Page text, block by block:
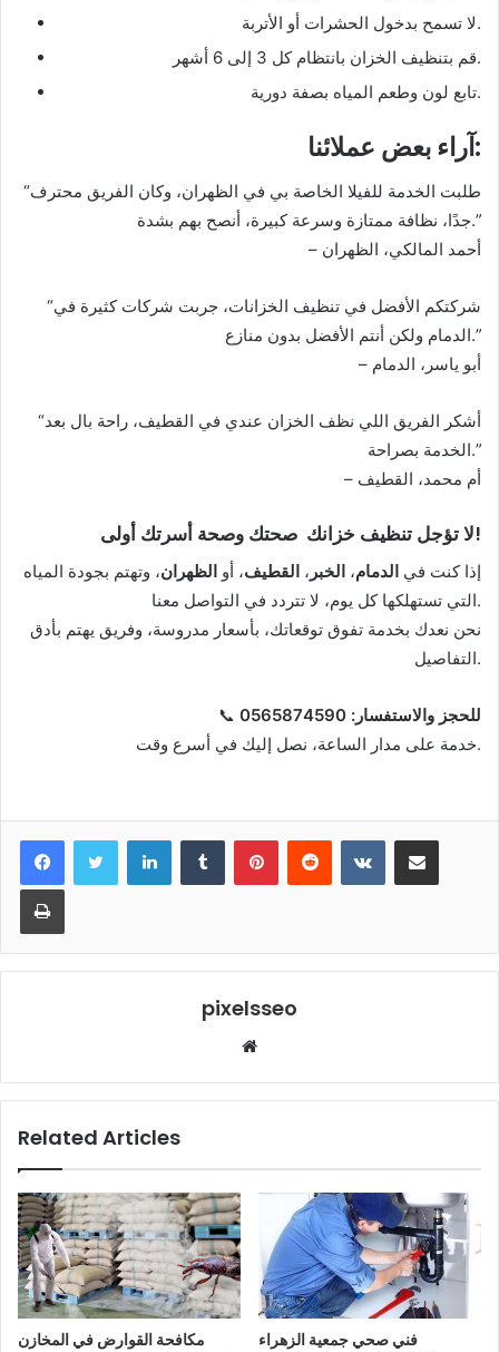
لا تسمح بدخول الحشرات أو الأتربة.
قم بتنظيف الخزان بانتظام كل 3 إلى 6 أشهر.
تابع لون وطعم المياه بصفة دورية.
آراء بعض عملائنا:
“طلبت الخدمة للفيلا الخاصة بي في الظهران، وكان الفريق محترف
جدًا، نظافة ممتازة وسرعة كبيرة، أنصح بهم بشدة.”
– أحمد المالكي، الظهران
“شركتكم الأفضل في تنظيف الخزانات، جربت شركات كثيرة في
الدمام ولكن أنتم الأفضل بدون منازع.”
– أبو ياسر، الدمام
“أشكر الفريق اللي نظف الخزان عندي في القطيف، راحة بال بعد
الخدمة بصراحة.”
– أم محمد، القطيف
لا تؤجل تنظيف خزانك صحتك وصحة أسرتك أولى!
إذا كنت في الدمام، الخبر ، القطيف، أو الظهران، وتهتم بجودة المياه
التي تستهلكها كل يوم، لا تتردد في التواصل معنا.
نحن نعدك بخدمة تفوق توقعاتك، بأسعار مدروسة، وفريق يهتم بأدق
التفاصيل.
📞
للحجز والاستفسار: 0565874590
خدمة على مدار الساعة، نصل إليك في أسرع وقت.
LinkedInTumblr PinterestReddit VKontakteShare via Email
Print
pixelsseo
Website
Related Articles
مكافحة القوارض في المخازن
فني صحي جمعية الزهراء